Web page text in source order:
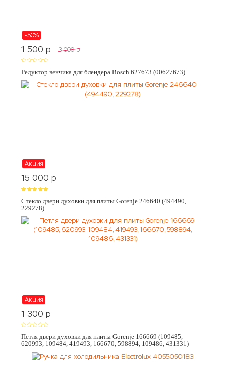
-50%
1 500 p 3 000 p
Редуктор венчика для блендера Bosch 627673 (00627673)
Акция
15 000 p
Стекло двери духовки для плиты Gorenje 246640 (494490,
229278)
Акция
1 300 p
Петля двери духовки для плиты Gorenje 166669 (109485,
620993, 109484, 419493, 166670, 598894, 109486, 431331)